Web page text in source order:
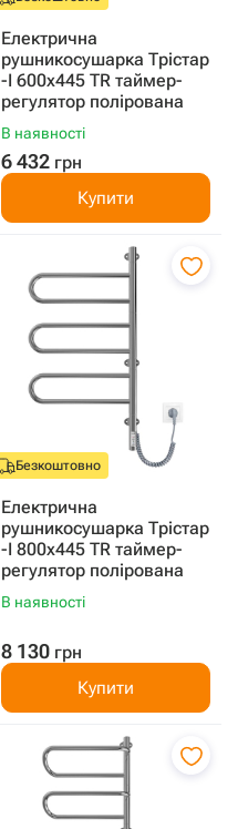
Електрична
рушникосушарка Трістар
-I 600х445 TR таймер-
регулятор полірована
В наявності
6 432 грн
Купити
Безкоштовно
Електрична
рушникосушарка Трістар
-I 800х445 TR таймер-
регулятор полірована
В наявності
8 130 грн
Купити